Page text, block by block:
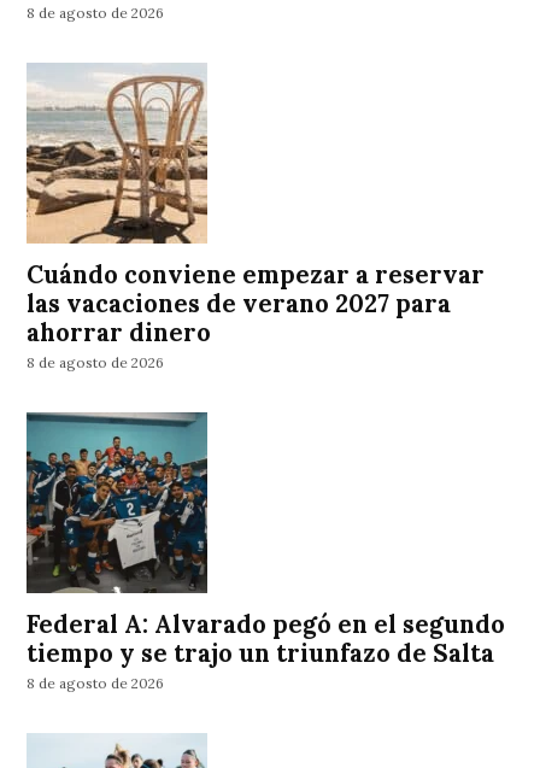
8 de agosto de 2026
Cuándo conviene empezar a reservar
las vacaciones de verano 2027 para
ahorrar dinero
8 de agosto de 2026
Federal A: Alvarado pegó en el segundo
tiempo y se trajo un triunfazo de Salta
8 de agosto de 2026